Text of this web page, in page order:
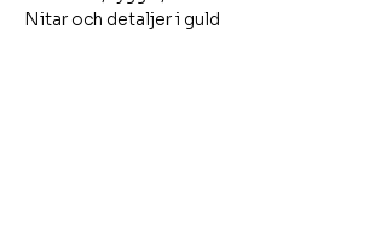
Nitar och detaljer i guld